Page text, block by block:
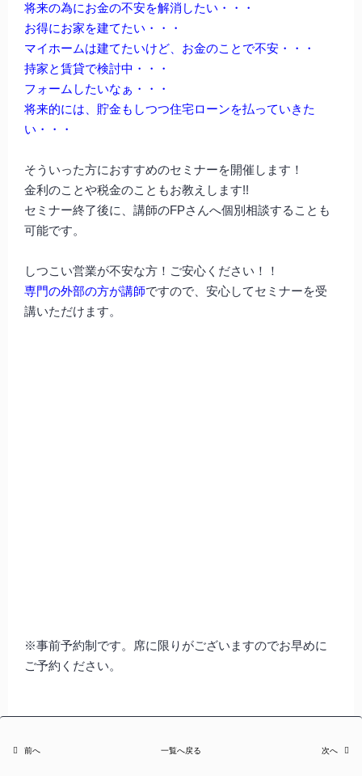
将来の為にお金の不安を解消したい・・・
お得にお家を建てたい・・・
マイホームは建てたいけど、お金のことで不安・・・
持家と賃貸で検討中・・・
フォームしたいなぁ・・・
将来的には、貯金もしつつ住宅ローンを払っていきた
い・・・
そういった方におすすめのセミナーを開催します！
金利のことや税金のこともお教えします!!
セミナー終了後に、講師のFPさんへ個別相談することも
可能です。
しつこい営業が不安な方！ご安心ください！！
専門の外部の方が講師ですので、安心してセミナーを受
講いただけます。
※事前予約制です。席に限りがございますのでお早めに
ご予約ください。
前へ 一覧へ戻る 次へ